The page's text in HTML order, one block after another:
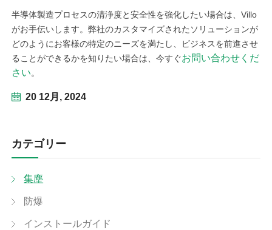
20 12月, 2024
カテゴリー
集塵
防爆
インストールガイド
半導体製造プロセスの清浄度と安全性を強化したい場合は、Villo
がお手伝いします。弊社のカスタマイズされたソリューションが
どのようにお客様の特定のニーズを満たし、ビジネスを前進させ
ることができるかを知りたい場合は、今すぐお問い合わせくだ
さい。